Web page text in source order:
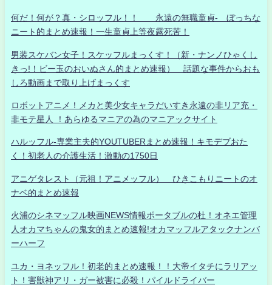
何だ！何が？真・シロッフル！！ 永遠の無職童貞- ぼっちな
ニート的まとめ速報！一生童貞上等夜露死苦！
男装スケバン女子！スケッフルまっくす！（新・ナンノひゃくし
きっ!！ビー玉のおいぬさん的まとめ速報） 話題な事件からおも
しろ動画まで取り上げまっくす
ロボットアニメ！メカと美少女キャラだいすき永遠の非リア充・
非モテ星人 ！あらゆるマニアの為のマニアックサイト
ハルッフル-専業主夫的YOUTUBERまとめ速報！キモデブおた
く！初老人の介護生活！激動の1750日
アニゲタレスト（元祖！アニメッフル） ひきこもりニートのオ
ナベ的まとめ速報
火浦のシネマッフル映画NEWS情報ポータブルの杜！オネエ管理
人オカマちゃんの鬼女的まとめ速報!オカマッフルアタックナンバ
ーハーフ
ユカ・ヨネッフル！初老的まとめ速報！！大帝イタチにラリアッ
ト！害獣神アリ・ガー被害に必殺！パイルドライバー